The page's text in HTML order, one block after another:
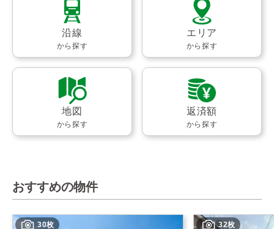
沿線
から探す
エリア
から探す
地図
から探す
返済額
から探す
おすすめの物件
30枚 32枚